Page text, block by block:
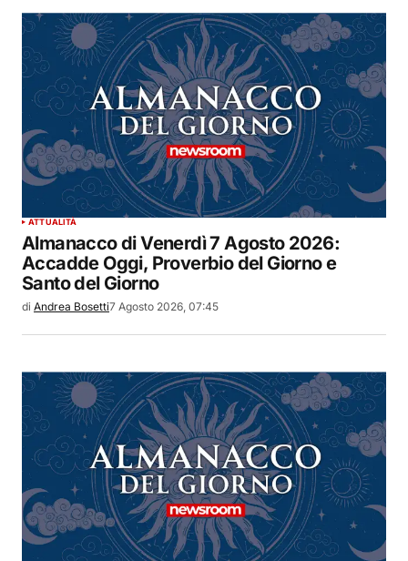
ATTUALITÀ
Almanacco di Venerdì 7 Agosto 2026:
Accadde Oggi, Proverbio del Giorno e
Santo del Giorno
di Andrea Bosetti7 Agosto 2026, 07:45